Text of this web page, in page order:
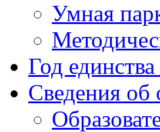
Умная
Год
Сведения об